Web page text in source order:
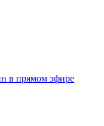
в прямом эфире